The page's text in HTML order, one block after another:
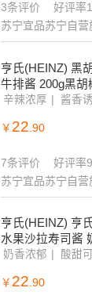
3条评价
好评率
苏宁宜品苏宁自营
亨氏(HEINZ) 黑
牛排酱 200g黑胡
辛辣浓厚 酱香
￥ 22 .90
7条评价
好评率
苏宁宜品苏宁自营
亨氏(HEINZ) 亨
水果沙拉寿司酱
g*2袋
奶香浓郁 酸甜
￥ 22.90